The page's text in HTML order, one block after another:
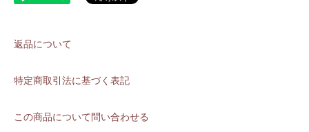
返品について
特定商取引法に基づく表記
この商品について問い合わせる